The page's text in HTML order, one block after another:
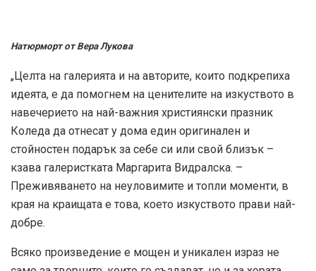
Натюрморт от Вера Лукова
„Целта на галерията и на авторите, които подкрепиха
идеята, е да помогнем на ценителите на изкуството в
навечерието на най-важния християнски празник
Коледа да отнесат у дома един оригинален и
стойностен подарък за себе си или свой близък –
кзава галеристката Маргарита Видралска. –
Преживяването на неуловимите и топли моменти, в
края на краищата е това, което изкуството прави най-
добре.
Всяко произведение е мощен и уникален израз не